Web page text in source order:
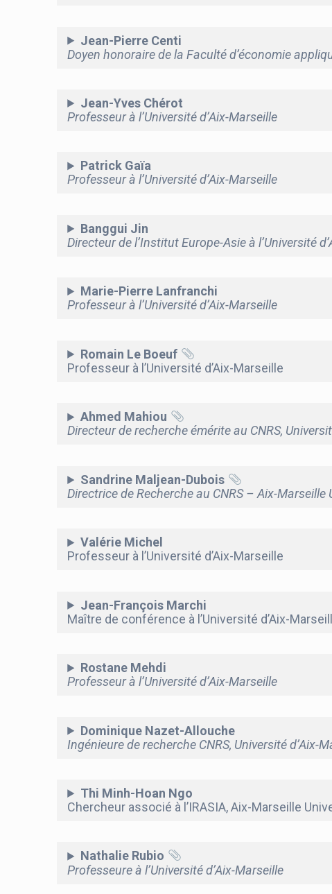
Jean-Pierre Centi
Doyen honoraire de la Faculté d’économie
Jean-Yves Chérot
Professeur à l’Université d’Aix-Marseille
Patrick Gaïa
Professeur à l’Université d’Aix-Marseille
Banggui Jin
Directeur de l’Institut Europe-Asie à l’Université
Marie-Pierre Lanfranchi
Professeur à l’Université d’Aix-Marseille
Romain Le Boeuf
Professeur à l’Université d’Aix-Marseille
Ahmed Mahiou
Directeur de recherche émérite au CNRS,
Sandrine Maljean-Dubois
Directrice de Recherche au CNRS – Aix-Marseille
Valérie Michel
Professeur à l’Université d’Aix-Marseille
Jean-François Marchi
Maître de conférence à l’Université d’Aix-
Rostane Mehdi
Professeur à l’Université d’Aix-Marseille
Dominique Nazet-Allouche
Ingénieure de recherche CNRS, Université d’Aix-
Thi Minh-Hoan Ngo
Chercheur associé à l’IRASIA, Aix-Marseille
Nathalie Rubio
Professeure à l’Université d’Aix-Marseille